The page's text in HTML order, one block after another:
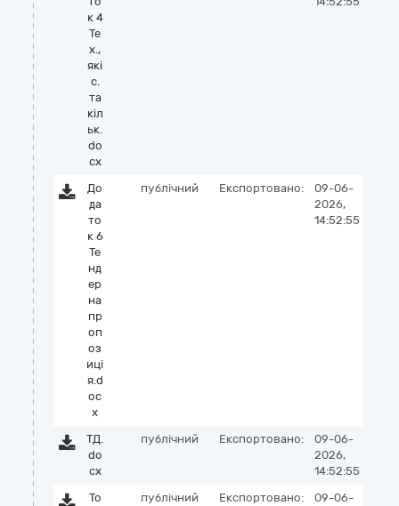
к 4
Те
х.,
які
с.
та
кіл
ьк.
do
cx
До
да
то
к 6
Те
нд
ер
на
пр
оп
оз
иці
я.d
oc
x
публічний Експортовано:
09-06-
2026,
14:52:55
ТД.
do
cx
публічний Експортовано:
09-06-
2026,
14:52:55
То
публічний Експортовано:
09-06-